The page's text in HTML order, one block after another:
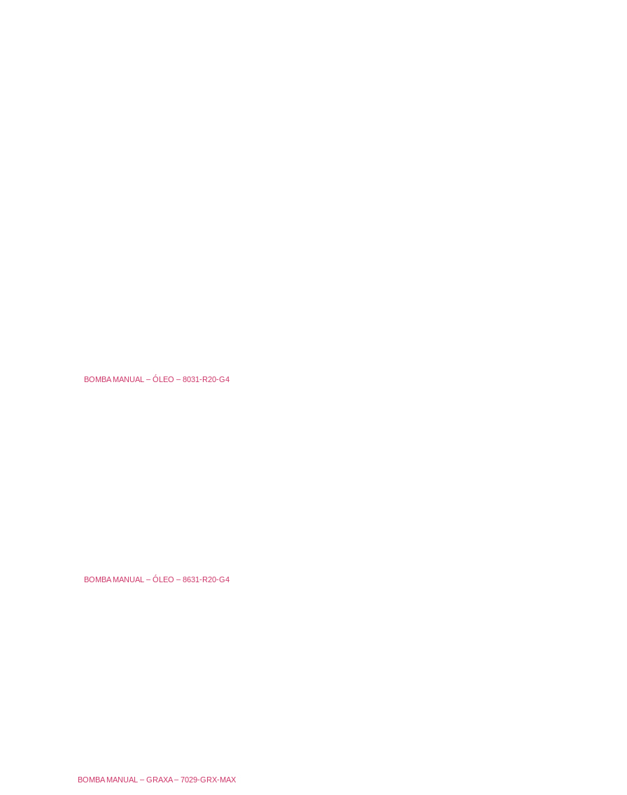
BOMBA MANUAL – ÓLEO – 8031-R20-G4
BOMBA MANUAL – ÓLEO – 8631-R20-G4
BOMBA MANUAL – GRAXA – 7029-GRX-MAX